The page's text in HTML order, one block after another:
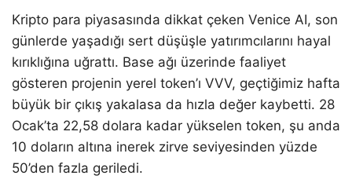
Kripto para piyasasında dikkat çeken Venice AI, son
günlerde yaşadığı sert düşüşle yatırımcılarını hayal
kırıklığına uğrattı. Base ağı üzerinde faaliyet
gösteren projenin yerel token’ı VVV, geçtiğimiz hafta
büyük bir çıkış yakalasa da hızla değer kaybetti. 28
Ocak’ta 22,58 dolara kadar yükselen token, şu anda
10 doların altına inerek zirve seviyesinden yüzde
50’den fazla geriledi.